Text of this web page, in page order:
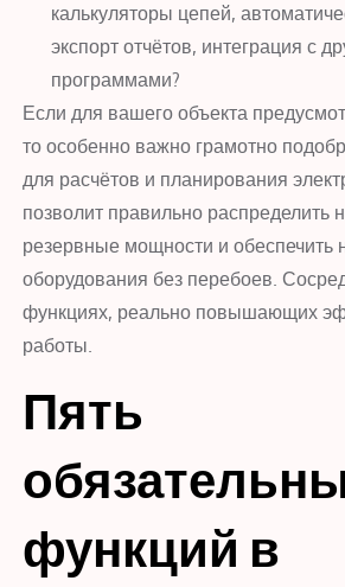
калькуляторы цепей,
экспорт отчётов, интеграция с
программами?
Если для вашего объекта
то особенно важно грамотно
для расчётов и планирования
позволит правильно распределить
резервные мощности и обеспечить
оборудования без перебоев.
функциях, реально повышающих
работы.
Пять
функций в